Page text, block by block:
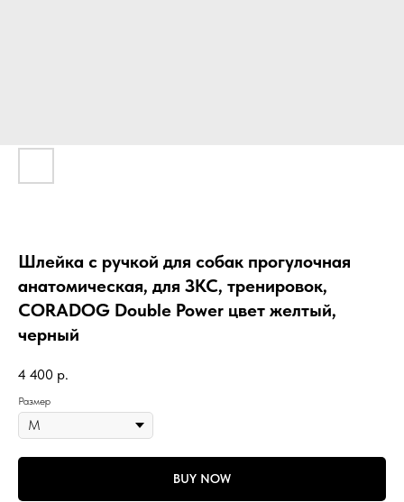
Шлейка с ручкой для собак прогулочная
анатомическая, для ЗКС, тренировок,
CORADOG Double Power цвет желтый,
черный
4 400 р.
Размер
BUY NOW